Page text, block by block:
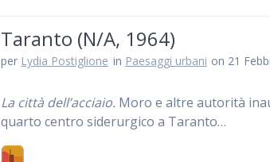
Taranto (N/A, 1964)
per Lydia Postiglione in Paesaggi urbani on 21
La città dell’acciaio. Moro e altre autorità
quarto centro siderurgico a Taranto…